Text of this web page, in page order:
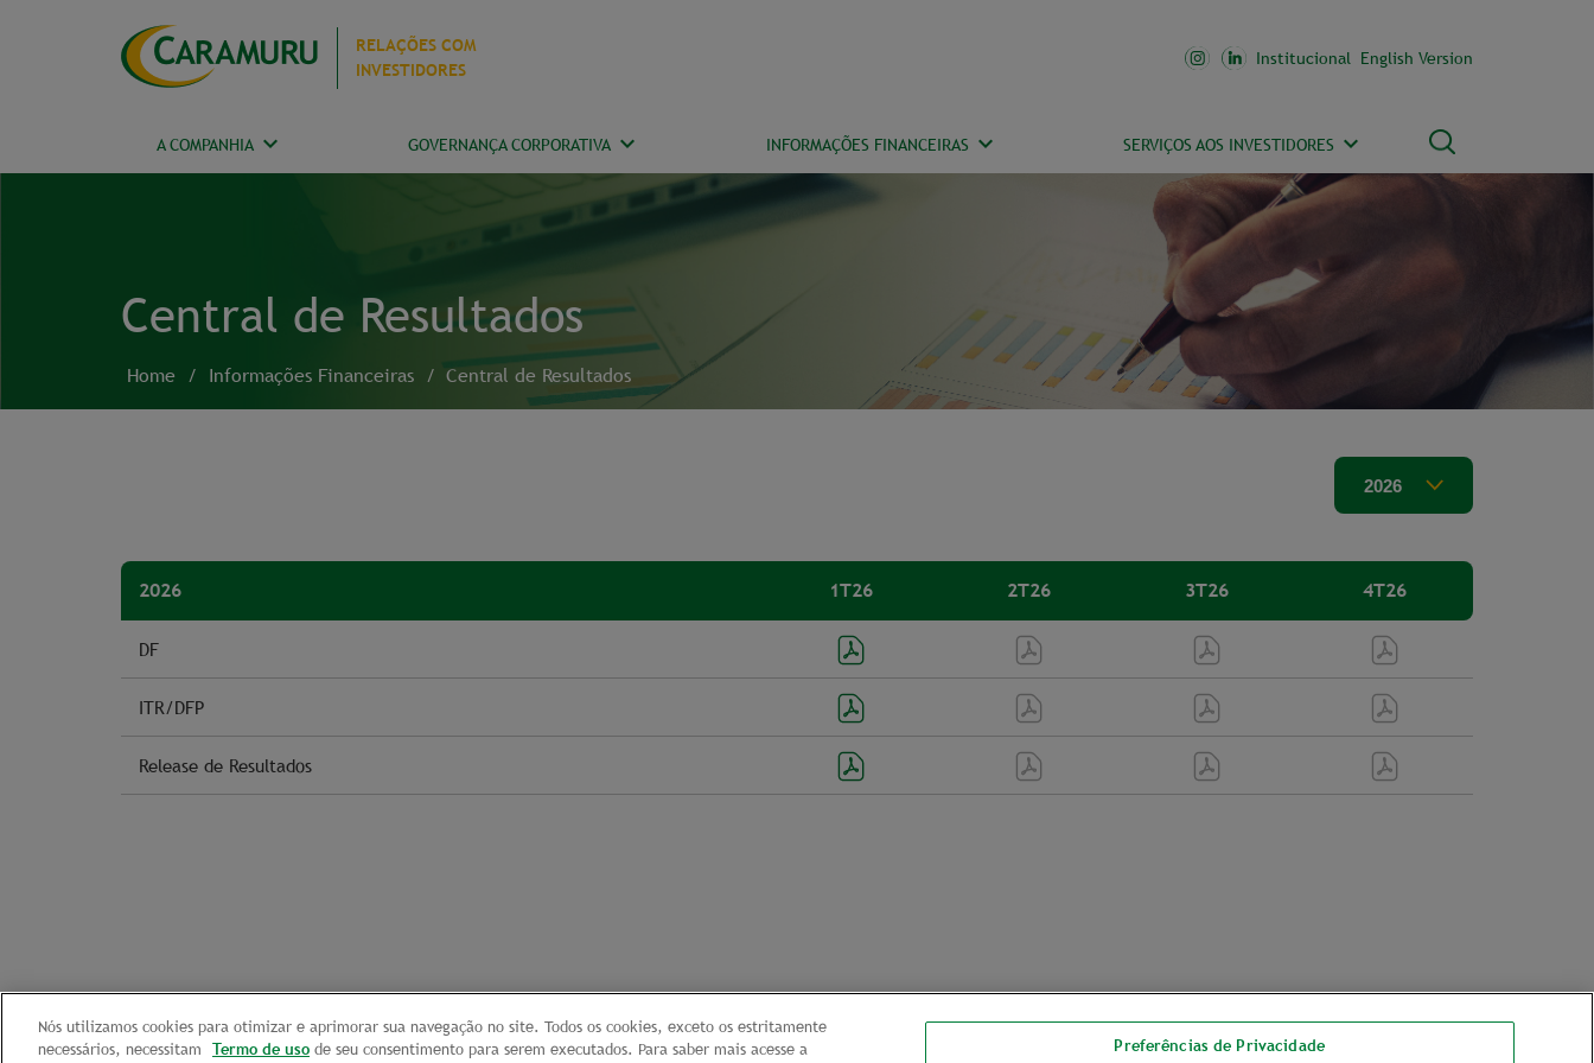
RELAÇÕES COM
INVESTIDORES
Institucional English Version
A COMPANHIA GOVERNANÇA CORPORATIVA INFORMAÇÕES FINANCEIRAS SERVIÇOS AOS INVESTIDORES
Central de Resultados
Home / Informações Financeiras / Central de Resultados
2026 1T26 2T26 3T26 4T26
DF
ITR/DFP
Release de Resultados
Preferências de Privacidade
Nós utilizamos cookies para otimizar e aprimorar sua navegação no site. Todos os cookies, exceto os estritamente
necessários, necessitam
Termo de uso de seu consentimento para serem executados. Para saber mais acesse a Preferências de Privacidade